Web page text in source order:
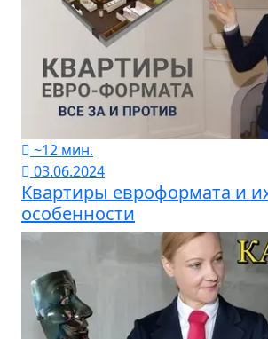
~12 мин.
03.06.2024
Квартиры евроформата и
особенности